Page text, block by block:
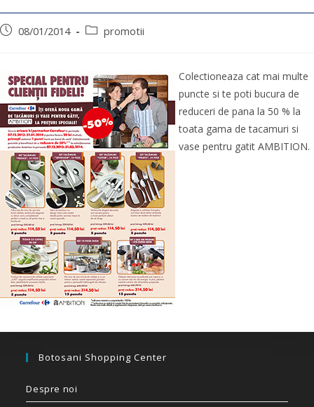
08/01/2014 promotii
Colectioneaza cat mai multe
puncte si te poti bucura de
reduceri de pana la 50 % la
toata gama de tacamuri si
vase pentru gatit AMBITION.
Botosani Shopping Center
Despre noi